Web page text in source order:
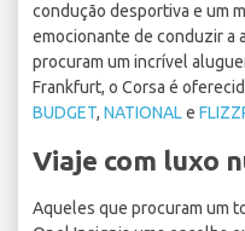
condução desportiva e um
emocionante de conduzir a
procuram um incrível
Frankfurt, o Corsa é
BUDGET, NATIONALe
Viaje com luxo
Aqueles que procuram um